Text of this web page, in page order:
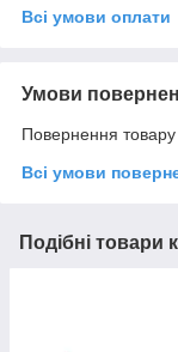
Всі умови оплати
Умови
Повернення
Всі умови
Подібні товари